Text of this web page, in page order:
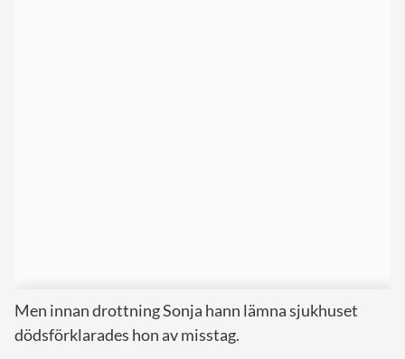
Men innan drottning Sonja hann lämna sjukhuset
dödsförklarades hon av misstag.